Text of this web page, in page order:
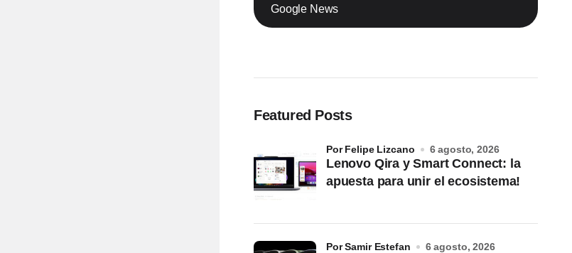
Google News
Featured Posts
Lenovo Qira y Smart Connect: la
apuesta para unir el ecosistema!
por Felipe Lizcano 6 agosto, 2026
por Samir Estefan 6 agosto, 2026